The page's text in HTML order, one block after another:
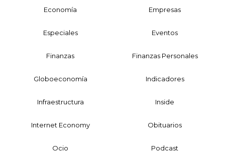
Economía Empresas
Especiales Eventos
Finanzas Finanzas Personales
Globoeconomía Indicadores
Infraestructura Inside
Internet Economy Obituarios
Ocio Podcast